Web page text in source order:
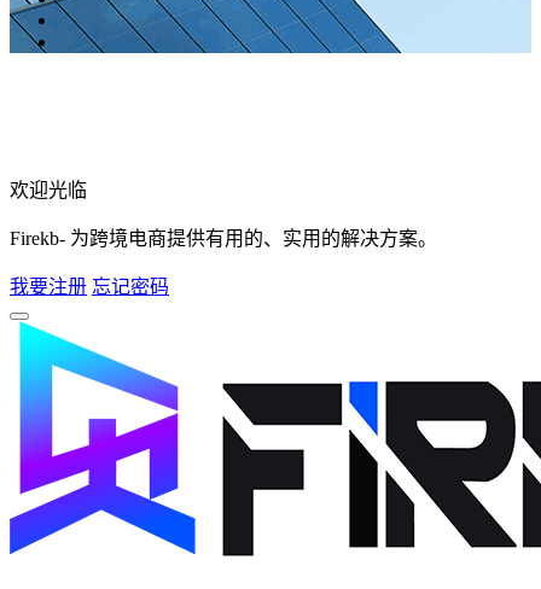
欢迎光临
Firekb- 为跨境电商提供有用的、实用的解决方案。
我要注册 忘记密码